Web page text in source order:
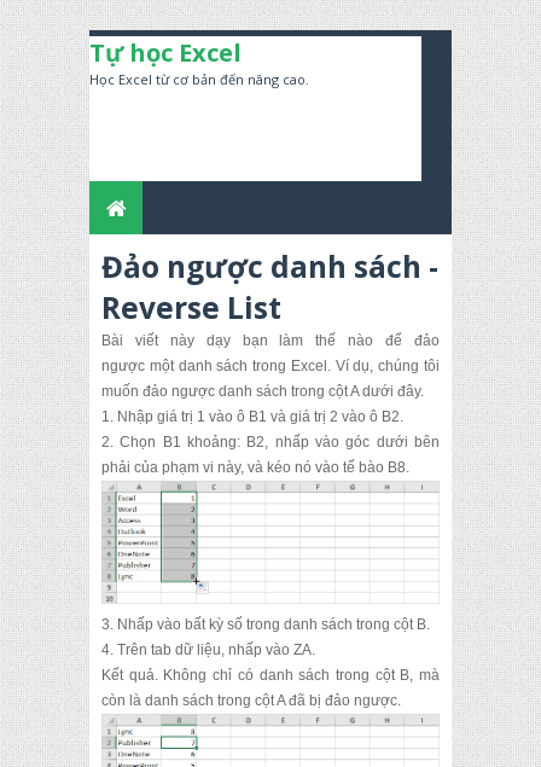
Tự học Excel
Học Excel từ cơ bản đến nâng cao.
Đảo ngược danh sách -
Reverse List
Bài viết này dạy bạn làm thế nào để đảo
ngược một danh sách trong Excel. Ví dụ, chúng tôi
muốn đảo ngược danh sách trong cột A dưới đây.
1. Nhập giá trị 1 vào ô B1 và ​​giá trị 2 vào ô B2.
2. Chọn B1 khoảng: B2, nhấp vào góc dưới bên
phải của phạm vi này, và kéo nó vào tế bào B8.
3. Nhấp vào bất kỳ số trong danh sách trong cột B.
4. Trên tab dữ liệu, nhấp vào ZA.
Kết quả. Không chỉ có danh sách trong cột B, mà
còn là danh sách trong cột A đã bị đảo ngược.